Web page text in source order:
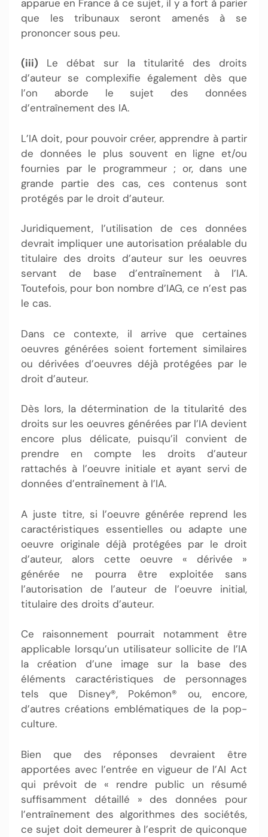
apparue en France à ce sujet, il y a fort à parier
que les tribunaux seront amenés à se
prononcer sous peu.
(iii) Le débat sur la titularité des droits
d’auteur se complexifie également dès que
l’on aborde le sujet des données
d’entraînement des IA.
L’IA doit, pour pouvoir créer, apprendre à partir
de données le plus souvent en ligne et/ou
fournies par le programmeur ; or, dans une
grande partie des cas, ces contenus sont
protégés par le droit d’auteur.
Juridiquement, l’utilisation de ces données
devrait impliquer une autorisation préalable du
titulaire des droits d’auteur sur les oeuvres
servant de base d’entraînement à l’IA.
Toutefois, pour bon nombre d’IAG, ce n’est pas
le cas.
Dans ce contexte, il arrive que certaines
oeuvres générées soient fortement similaires
ou dérivées d’oeuvres déjà protégées par le
droit d’auteur.
Dès lors, la détermination de la titularité des
droits sur les oeuvres générées par l’IA devient
encore plus délicate, puisqu’il convient de
prendre en compte les droits d’auteur
rattachés à l’oeuvre initiale et ayant servi de
données d’entraînement à l’IA.
A juste titre, si l’oeuvre générée reprend les
caractéristiques essentielles ou adapte une
oeuvre originale déjà protégées par le droit
d’auteur, alors cette oeuvre « dérivée »
générée ne pourra être exploitée sans
l’autorisation de l’auteur de l’oeuvre initial,
titulaire des droits d’auteur.
Ce raisonnement pourrait notamment être
applicable lorsqu’un utilisateur sollicite de l’IA
la création d’une image sur la base des
éléments caractéristiques de personnages
tels que Disney®, Pokémon® ou, encore,
d’autres créations emblématiques de la pop-
culture.
Bien que des réponses devraient être
apportées avec l’entrée en vigueur de l’AI Act
qui prévoit de « rendre public un résumé
suffisamment détaillé » des données pour
l’entraînement des algorithmes des sociétés,
ce sujet doit demeurer à l’esprit de quiconque